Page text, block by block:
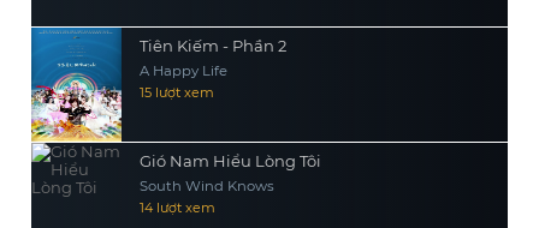
Tiên Kiếm - Phần 2
A Happy Life
15 lượt xem
Gió Nam Hiểu Lòng Tôi
South Wind Knows
14 lượt xem